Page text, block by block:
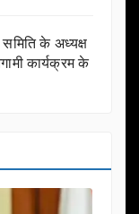
के अध्यक्ष
कार्यक्रम के